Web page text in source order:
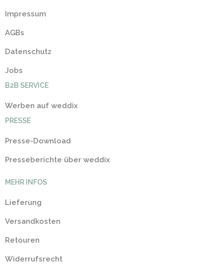
Impressum
AGBs
Datenschutz
Jobs
B2B SERVICE
Werben auf weddix
PRESSE
Presse-Download
Presseberichte über weddix
MEHR INFOS
Lieferung
Versandkosten
Retouren
Widerrufsrecht